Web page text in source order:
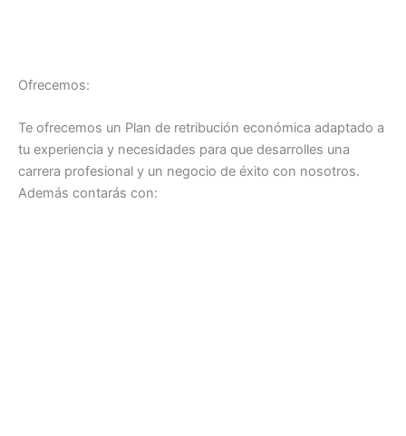
Ofrecemos:
Te ofrecemos un Plan de retribución económica adaptado a
tu experiencia y necesidades para que desarrolles una
carrera profesional y un negocio de éxito con nosotros.
Además contarás con: